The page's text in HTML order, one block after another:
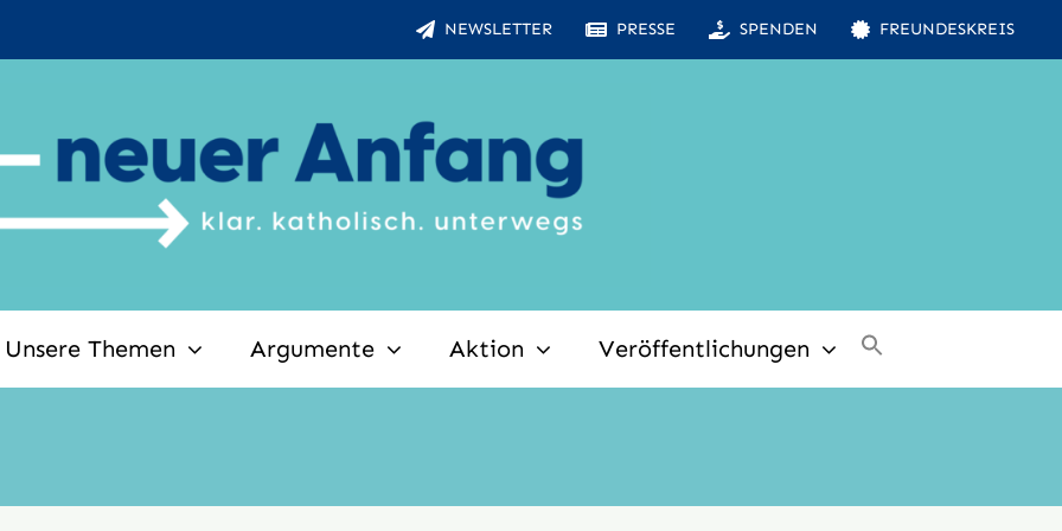
NEWSLETTER PRESSE SPENDEN FREUNDESKREIS
Unsere Themen Argumente Aktion Veröffentlichungen